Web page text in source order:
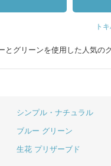
ト
とグリーンを使用した人気の
シンプル・ナチュラル
ブルー グリーン
生花 プリザーブド